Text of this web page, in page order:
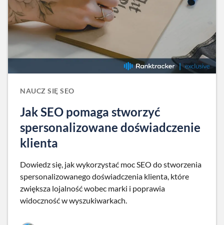
NAUCZ SIĘ SEO
Jak SEO pomaga stworzyć
spersonalizowane doświadczenie
klienta
Dowiedz się, jak wykorzystać moc SEO do stworzenia
spersonalizowanego doświadczenia klienta, które
zwiększa lojalność wobec marki i poprawia
widoczność w wyszukiwarkach.